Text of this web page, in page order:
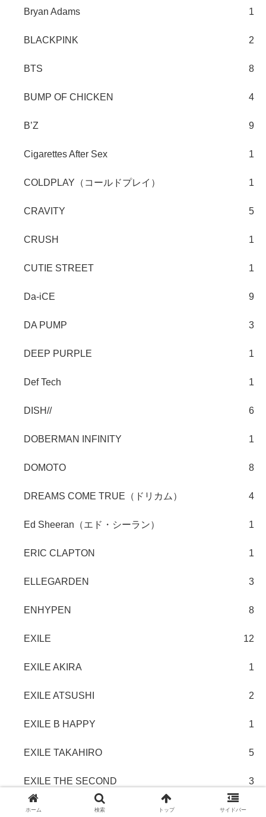
Bryan Adams 1
BLACKPINK 2
BTS 8
BUMP OF CHICKEN 4
B’Z 9
Cigarettes After Sex 1
COLDPLAY（コールドプレイ） 1
CRAVITY 5
CRUSH 1
CUTIE STREET 1
Da-iCE 9
DA PUMP 3
DEEP PURPLE 1
Def Tech 1
DISH// 6
DOBERMAN INFINITY 1
DOMOTO 8
DREAMS COME TRUE（ドリカム） 4
Ed Sheeran（エド・シーラン） 1
ERIC CLAPTON 1
ELLEGARDEN 3
ENHYPEN 8
EXILE 12
EXILE AKIRA 1
EXILE ATSUSHI 2
EXILE B HAPPY 1
EXILE TAKAHIRO 5
EXILE THE SECOND 3
FANTASTICS
ホーム 検索 トップ サイドバー